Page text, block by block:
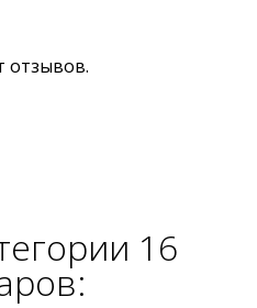
отзывов.
16